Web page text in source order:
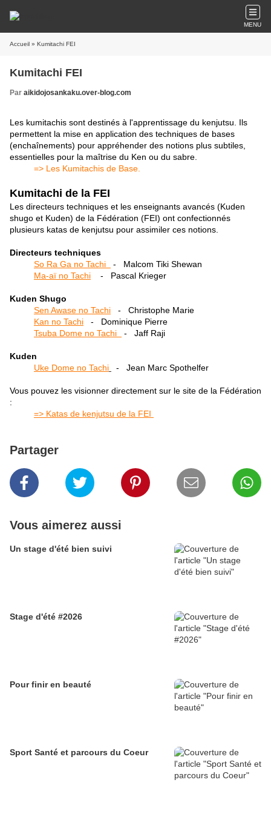
MENU
Accueil » Kumitachi FEI
Kumitachi FEI
Par aikidojosankaku.over-blog.com
Les kumitachis sont destinés à l'apprentissage du kenjutsu. Ils
permettent la mise en application des techniques de bases
(enchaînements) pour appréhender des notions plus subtiles,
essentielles pour la maîtrise du Ken ou du sabre.
=> Les Kumitachis de Base.
Kumitachi de la FEI
Les directeurs techniques et les enseignants avancés (Kuden
shugo et Kuden) de la Fédération (FEI) ont confectionnés
plusieurs katas de kenjutsu pour assimiler ces notions.
Directeurs techniques
So Ra Ga no Tachi
- Malcom Tiki Shewan
Ma-aï no Tachi
- Pascal Krieger
Kuden Shugo
Sen Awase no Tachi
- Christophe Marie
Kan no Tachi
- Dominique Pierre
Tsuba Dome no Tachi
- Jaff Raji
Kuden
Uke Dome no Tachi
- Jean Marc Spothelfer
Vous pouvez les visionner directement sur le site de la Fédération
:
=> Katas de kenjutsu de la FEI
Partager
Vous aimerez aussi
Un stage d'été bien suivi
Stage d'été #2026
Pour finir en beauté
Sport Santé et parcours du Coeur